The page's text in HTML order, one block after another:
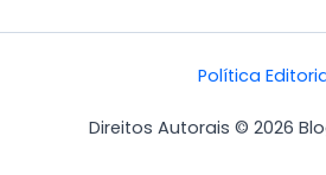
Política
Direitos Autorais © 2026